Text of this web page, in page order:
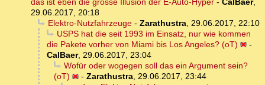
das ist eben die grosse Illusion der E-Auto-Hyper - CalBaer,
29.06.2017, 20:18
Elektro-Nutzfahrzeuge- Zarathustra, 29.06.2017, 22:10
USPS hat die seit 1993 im Einsatz, nur wie kommen
die Pakete vorher von Miami bis Los Angeles? (oT)
-
CalBaer, 29.06.2017, 23:04
Wofür oder wogegen soll das ein Argument sein?
(oT)
- Zarathustra, 29.06.2017, 23:44